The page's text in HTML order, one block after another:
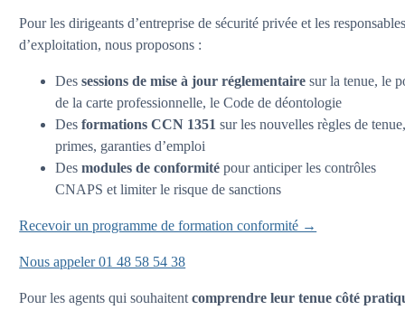
Pour les dirigeants d’entreprise de sécurité privée et les
d’exploitation, nous proposons :
Dessessions de mise à jour réglementaire sur la tenue, le
de la carte professionnelle, le Code de déontologie
Desformations CCN 1351 sur les nouvelles règles de
primes, garanties d’emploi
Desmodules de conformité pour anticiper les contrôles
CNAPS et limiter le risque de sanctions
Recevoir un programme de formation conformité →
Nous appeler 01 48 58 54 38
Pour les agents qui souhaitentcomprendre leur tenue côté